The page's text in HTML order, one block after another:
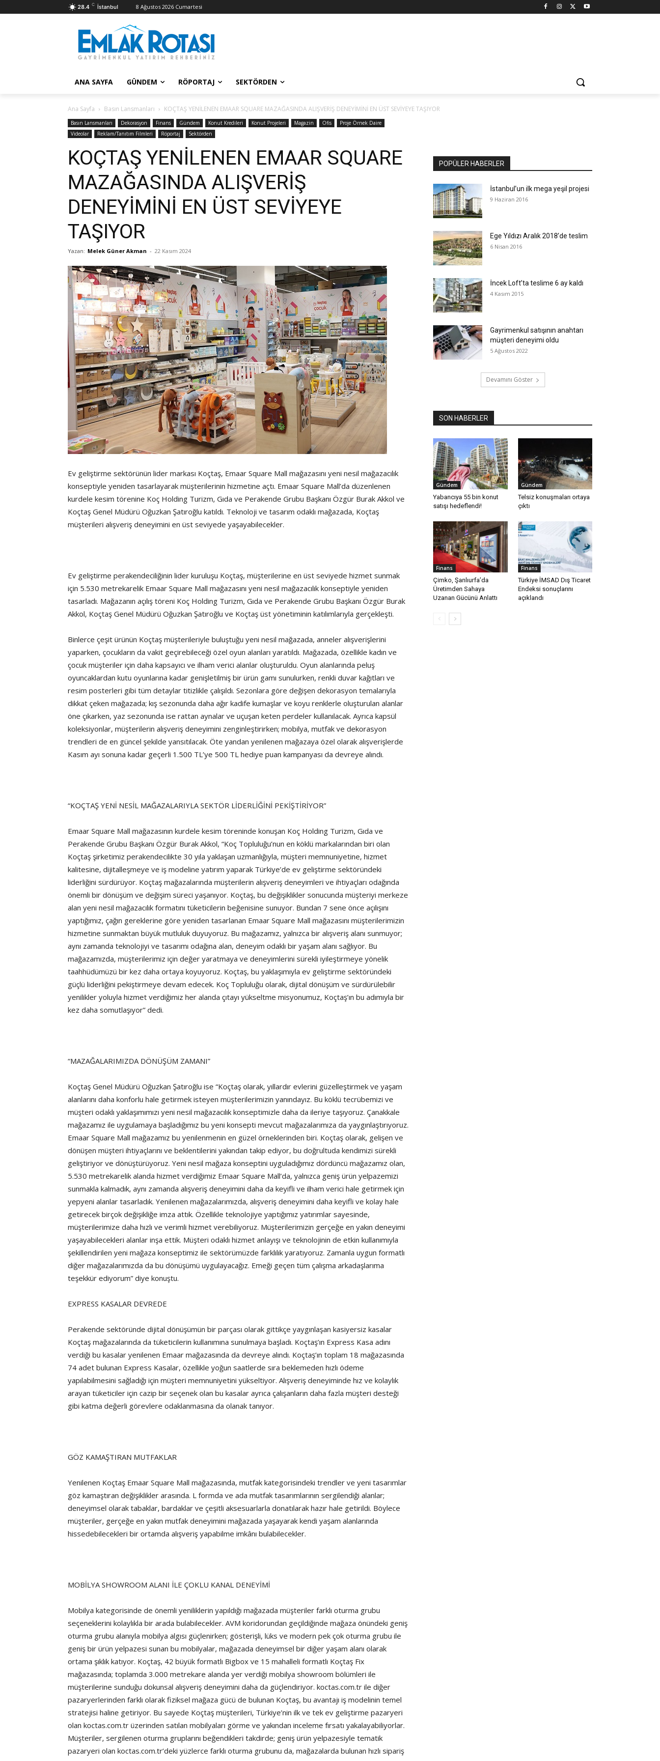
28.4 C İstanbul 8 Ağustos 2026 Cumartesi
ANA SAYFA GÜNDEM RÖPORTAJ SEKTÖRDEN
Ana Sayfa Basın Lansmanları KOÇTAŞ YENİLENEN EMAAR SQUARE MAZAĞASINDA ALIŞVERİŞ DENEYİMİNİ EN ÜST SEVİYEYE TAŞIYOR
Basın Lansmanları Dekorasyon Finans Gündem Konut Kredileri Konut Projeleri Magazin Ofis
Proje Örnek Daire
Videolar
Reklam/Tanıtım Filmleri Röportaj Sektörden
KOÇTAŞ YENİLENEN EMAAR SQUARE
MAZAĞASINDA ALIŞVERİŞ
DENEYİMİNİ EN ÜST SEVİYEYE
TAŞIYOR
Yazan: Melek Güner Akman - 22 Kasım 2024
Ev geliştirme sektörünün lider markası Koçtaş, Emaar Square Mall mağazasını yeni nesil mağazacılık
konseptiyle yeniden tasarlayarak müşterilerinin hizmetine açtı. Emaar Square Mall’da düzenlenen
kurdele kesim törenine Koç Holding Turizm, Gıda ve Perakende Grubu Başkanı Özgür Burak Akkol ve
Koçtaş Genel Müdürü Oğuzkan Şatıroğlu katıldı. Teknoloji ve tasarım odaklı mağazada, Koçtaş
müşterileri alışveriş deneyimini en üst seviyede yaşayabilecekler.
Ev geliştirme perakendeciliğinin lider kuruluşu Koçtaş, müşterilerine en üst seviyede hizmet sunmak
için 5.530 metrekarelik Emaar Square Mall mağazasını yeni nesil mağazacılık konseptiyle yeniden
tasarladı. Mağazanın açılış töreni Koç Holding Turizm, Gıda ve Perakende Grubu Başkanı Özgür Burak
Akkol, Koçtaş Genel Müdürü Oğuzkan Şatıroğlu ve Koçtaş üst yönetiminin katılımlarıyla gerçekleşti.
Binlerce çeşit ürünün Koçtaş müşterileriyle buluştuğu yeni nesil mağazada, anneler alışverişlerini
yaparken, çocukların da vakit geçirebileceği özel oyun alanları yaratıldı. Mağazada, özellikle kadın ve
çocuk müşteriler için daha kapsayıcı ve ilham verici alanlar oluşturuldu. Oyun alanlarında peluş
oyuncaklardan kutu oyunlarına kadar genişletilmiş bir ürün gamı sunulurken, renkli duvar kağıtları ve
resim posterleri gibi tüm detaylar titizlikle çalışıldı. Sezonlara göre değişen dekorasyon temalarıyla
dikkat çeken mağazada; kış sezonunda daha ağır kadife kumaşlar ve koyu renklerle oluşturulan alanlar
öne çıkarken, yaz sezonunda ise rattan aynalar ve uçuşan keten perdeler kullanılacak. Ayrıca kapsül
koleksiyonlar, müşterilerin alışveriş deneyimini zenginleştirirken; mobilya, mutfak ve dekorasyon
trendleri de en güncel şekilde yansıtılacak. Öte yandan yenilenen mağazaya özel olarak alışverişlerde
Kasım ayı sonuna kadar geçerli 1.500 TL’ye 500 TL hediye puan kampanyası da devreye alındı.
“KOÇTAŞ YENİ NESİL MAĞAZALARIYLA SEKTÖR LİDERLİĞİNİ PEKİŞTİRİYOR”
Emaar Square Mall mağazasının kurdele kesim töreninde konuşan Koç Holding Turizm, Gıda ve
Perakende Grubu Başkanı Özgür Burak Akkol, “Koç Topluluğu’nun en köklü markalarından biri olan
Koçtaş şirketimiz perakendecilikte 30 yıla yaklaşan uzmanlığıyla, müşteri memnuniyetine, hizmet
kalitesine, dijitalleşmeye ve iş modeline yatırım yaparak Türkiye’de ev geliştirme sektöründeki
liderliğini sürdürüyor. Koçtaş mağazalarında müşterilerin alışveriş deneyimleri ve ihtiyaçları odağında
önemli bir dönüşüm ve değişim süreci yaşanıyor. Koçtaş, bu değişiklikler sonucunda müşteriyi merkeze
alan yeni nesil mağazacılık formatını tüketicilerin beğenisine sunuyor. Bundan 7 sene önce açılışını
yaptığımız, çağın gereklerine göre yeniden tasarlanan Emaar Square Mall mağazasını müşterilerimizin
hizmetine sunmaktan büyük mutluluk duyuyoruz. Bu mağazamız, yalnızca bir alışveriş alanı sunmuyor;
aynı zamanda teknolojiyi ve tasarımı odağına alan, deneyim odaklı bir yaşam alanı sağlıyor. Bu
mağazamızda, müşterilerimiz için değer yaratmaya ve deneyimlerini sürekli iyileştirmeye yönelik
taahhüdümüzü bir kez daha ortaya koyuyoruz. Koçtaş, bu yaklaşımıyla ev geliştirme sektöründeki
güçlü liderliğini pekiştirmeye devam edecek. Koç Topluluğu olarak, dijital dönüşüm ve sürdürülebilir
yenilikler yoluyla hizmet verdiğimiz her alanda çıtayı yükseltme misyonumuz, Koçtaş’ın bu adımıyla bir
kez daha somutlaşıyor” dedi.
“MAZAĞALARIMIZDA DÖNÜŞÜM ZAMANI”
Koçtaş Genel Müdürü Oğuzkan Şatıroğlu ise “Koçtaş olarak, yıllardır evlerini güzelleştirmek ve yaşam
alanlarını daha konforlu hale getirmek isteyen müşterilerimizin yanındayız. Bu köklü tecrübemizi ve
müşteri odaklı yaklaşımımızı yeni nesil mağazacılık konseptimizle daha da ileriye taşıyoruz. Çanakkale
mağazamız ile uygulamaya başladığımız bu yeni konsepti mevcut mağazalarımıza da yaygınlaştırıyoruz.
Emaar Square Mall mağazamız bu yenilenmenin en güzel örneklerinden biri. Koçtaş olarak, gelişen ve
dönüşen müşteri ihtiyaçlarını ve beklentilerini yakından takip ediyor, bu doğrultuda kendimizi sürekli
geliştiriyor ve dönüştürüyoruz. Yeni nesil mağaza konseptini uyguladığımız dördüncü mağazamız olan,
5.530 metrekarelik alanda hizmet verdiğimiz Emaar Square Mall’da, yalnızca geniş ürün yelpazemizi
sunmakla kalmadık, aynı zamanda alışveriş deneyimini daha da keyifli ve ilham verici hale getirmek için
yepyeni alanlar tasarladık. Yenilenen mağazalarımızda, alışveriş deneyimini daha keyifli ve kolay hale
getirecek birçok değişikliğe imza attık. Özellikle teknolojiye yaptığımız yatırımlar sayesinde,
müşterilerimize daha hızlı ve verimli hizmet verebiliyoruz. Müşterilerimizin gerçeğe en yakın deneyimi
yaşayabilecekleri alanlar inşa ettik. Müşteri odaklı hizmet anlayışı ve teknolojinin de etkin kullanımıyla
şekillendirilen yeni mağaza konseptimiz ile sektörümüzde farklılık yaratıyoruz. Zamanla uygun formatlı
diğer mağazalarımızda da bu dönüşümü uygulayacağız. Emeği geçen tüm çalışma arkadaşlarıma
teşekkür ediyorum” diye konuştu.
EXPRESS KASALAR DEVREDE
Perakende sektöründe dijital dönüşümün bir parçası olarak gittikçe yaygınlaşan kasiyersiz kasalar
Koçtaş mağazalarında da tüketicilerin kullanımına sunulmaya başladı. Koçtaş’ın Express Kasa adını
verdiği bu kasalar yenilenen Emaar mağazasında da devreye alındı. Koçtaş’ın toplam 18 mağazasında
74 adet bulunan Express Kasalar, özellikle yoğun saatlerde sıra beklemeden hızlı ödeme
yapılabilmesini sağladığı için müşteri memnuniyetini yükseltiyor. Alışveriş deneyiminde hız ve kolaylık
arayan tüketiciler için cazip bir seçenek olan bu kasalar ayrıca çalışanların daha fazla müşteri desteği
gibi katma değerli görevlere odaklanmasına da olanak tanıyor.
GÖZ KAMAŞTIRAN MUTFAKLAR
Yenilenen Koçtaş Emaar Square Mall mağazasında, mutfak kategorisindeki trendler ve yeni tasarımlar
göz kamaştıran değişiklikler arasında. L formda ve ada mutfak tasarımlarının sergilendiği alanlar;
deneyimsel olarak tabaklar, bardaklar ve çeşitli aksesuarlarla donatılarak hazır hale getirildi. Böylece
müşteriler, gerçeğe en yakın mutfak deneyimini mağazada yaşayarak kendi yaşam alanlarında
hissedebilecekleri bir ortamda alışveriş yapabilme imkânı bulabilecekler.
MOBİLYA SHOWROOM ALANI İLE ÇOKLU KANAL DENEYİMİ
Mobilya kategorisinde de önemli yeniliklerin yapıldığı mağazada müşteriler farklı oturma grubu
seçeneklerini kolaylıkla bir arada bulabilecekler. AVM koridorundan geçildiğinde mağaza önündeki geniş
oturma grubu alanıyla mobilya algısı güçlenirken; gösterişli, lüks ve modern pek çok oturma grubu ile
geniş bir ürün yelpazesi sunan bu mobilyalar, mağazada deneyimsel bir diğer yaşam alanı olarak
ortama şıklık katıyor. Koçtaş, 42 büyük formatlı Bigbox ve 15 mahalleli formatlı Koçtaş Fix
mağazasında; toplamda 3.000 metrekare alanda yer verdiği mobilya showroom bölümleri ile
müşterilerine sunduğu dokunsal alışveriş deneyimini daha da güçlendiriyor. koctas.com.tr ile diğer
pazaryerlerinden farklı olarak fiziksel mağaza gücü de bulunan Koçtaş, bu avantajı iş modelinin temel
stratejisi haline getiriyor. Bu sayede Koçtaş müşterileri, Türkiye’nin ilk ve tek ev geliştirme pazaryeri
olan koctas.com.tr üzerinden satılan mobilyaları görme ve yakından inceleme fırsatı yakalayabiliyorlar.
Müşteriler, sergilenen oturma gruplarını beğendikleri takdirde; geniş ürün yelpazesiyle tematik
pazaryeri olan koctas.com.tr’deki yüzlerce farklı oturma grubunu da, mağazalarda bulunan hızlı sipariş
POPÜLER HABERLER
İstanbul’un ilk mega yeşil projesi
9 Haziran 2016
Ege Yıldızı Aralık 2018’de teslim
6 Nisan 2016
İncek Loft’ta teslime 6 ay kaldı
4 Kasım 2015
Gayrimenkul satışının anahtarı
müşteri deneyimi oldu
5 Ağustos 2022
Devamını Göster
SON HABERLER
Gündem
Yabancıya 55 bin konut
satışı hedeflendi!
Gündem
Telsiz konuşmaları ortaya
çıktı
Finans
Çimko, Şanlıurfa’da
Üretimden Sahaya
Uzanan Gücünü Anlattı
Finans
Türkiye İMSAD Dış Ticaret
Endeksi sonuçlarını
açıklandı